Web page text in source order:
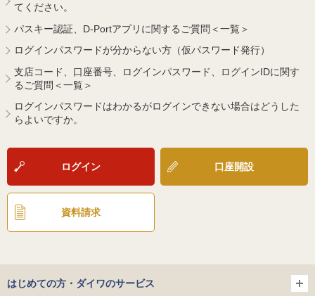
てください。
パスキー認証、D-Portアプリに関するご質問＜一覧＞
ログインパスワードが分からない方（仮パスワード発行）
支店コード、口座番号、ログインパスワード、ログインIDに関す
るご質問＜一覧＞
ログインパスワードはわかるがログインできない場合はどうした
らよいですか。
ログイン 口座開設
資料請求
はじめての方・ダイワのサービス